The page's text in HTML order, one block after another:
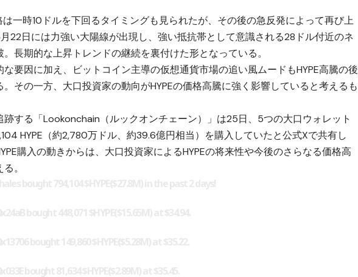
は一時10ドルを下回るタイミングも見られたが、その後の急反発によって再び上
22日には力強い大陽線が出現し、強い抵抗帯として意識される28ドル付近のネ
長期的な上昇トレンドの継続を裏付けた形となっている。
要因に加え、
ビットコイン主導の仮想通貨市場の追い風ムードもHYPE高騰の後
その一方、大口投資家の動向がHYPEの価格高騰に強く影響していると考えるも
跡する「Lookonchain（ルックオンチェーン）」は25日、5つの大口ウォレット
HYPE（約2,780万ドル、約39.6億円相当）を購入していたと公式Xで共有し
購入の動きからは、大口投資家によるHYPEの将来性や今後のさらなる価格高
。